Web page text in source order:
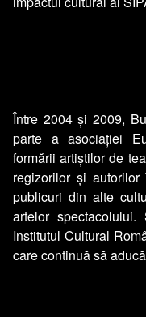
Între 2004 și 2009,
parte a asociației
formării artiștilor de
regizorilor și
publicuri din alte
artelor
Institutul Cultural
care continuă să